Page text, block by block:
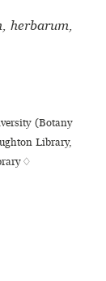
herbarum,
(Botany
Library,
♢